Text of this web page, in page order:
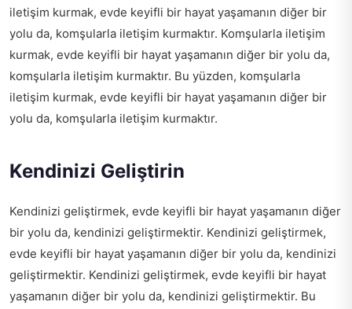
iletişim kurmak, evde keyifli bir hayat yaşamanın diğer bir
yolu da, komşularla iletişim kurmaktır. Komşularla iletişim
kurmak, evde keyifli bir hayat yaşamanın diğer bir yolu da,
komşularla iletişim kurmaktır. Bu yüzden, komşularla
iletişim kurmak, evde keyifli bir hayat yaşamanın diğer bir
yolu da, komşularla iletişim kurmaktır.
Kendinizi Geliştirin
Kendinizi geliştirmek, evde keyifli bir hayat yaşamanın diğer
bir yolu da, kendinizi geliştirmektir. Kendinizi geliştirmek,
evde keyifli bir hayat yaşamanın diğer bir yolu da, kendinizi
geliştirmektir. Kendinizi geliştirmek, evde keyifli bir hayat
yaşamanın diğer bir yolu da, kendinizi geliştirmektir. Bu